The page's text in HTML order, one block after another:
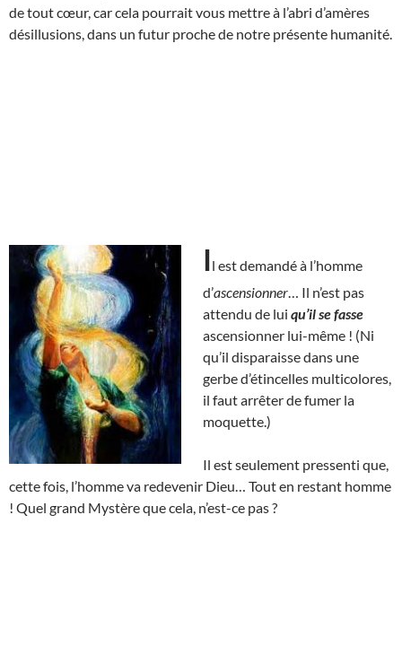
de tout cœur, car cela pourrait vous mettre à l’abri d’amères
désillusions, dans un futur proche de notre présente humanité.
Il est demandé à l’homme
d’ascensionner … Il n’est pas
attendu de lui qu’il se fasse
ascensionner lui-même ! (Ni
qu’il disparaisse dans une
gerbe d’étincelles multicolores,
il faut arrêter de fumer la
moquette.)
Il est seulement pressenti que,
cette fois, l’homme va redevenir Dieu… Tout en restant homme
! Quel grand Mystère que cela, n’est-ce pas ?